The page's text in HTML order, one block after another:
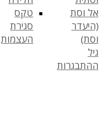
אל וסת
(היעדר
וסת)
גיל
ההתבגרות
טקס
סגירת
העצמות